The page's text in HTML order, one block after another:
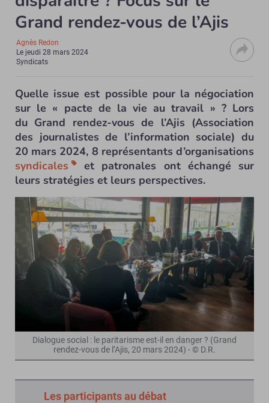
Grand rendez-vous de l’Ajis
Agnès Redon
Le jeudi 28 mars 2024
Syndicats
Quelle issue est possible pour la négociation
sur le « pacte de la vie au travail » ? Lors
du Grand rendez-vous de l’Ajis (Association
des journalistes de l’information sociale) du
20 mars 2024, 8 représentants d’organisations
syndicales
et patronales ont échangé sur
leurs stratégies et leurs perspectives.
Dialogue social : le paritarisme est-il en danger ? (Grand
rendez-vous de l’Ajis, 20 mars 2024) - © D.R.
Les participants au débat